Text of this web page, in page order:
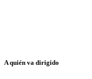
A quién va dirigido